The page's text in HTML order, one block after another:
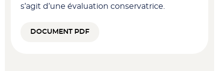
s’agit d’une évaluation conservatrice.
DOCUMENT PDF